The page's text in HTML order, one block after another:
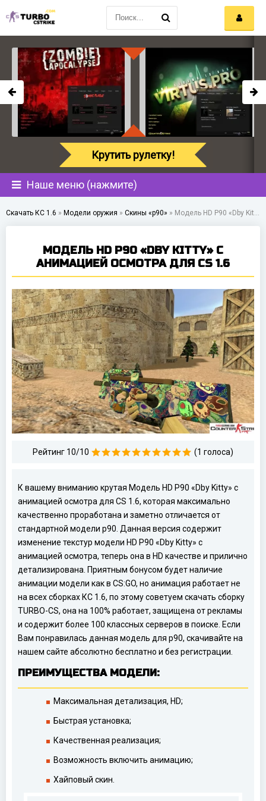
Наше меню (нажмите)
Скачать КС 1.6 » Модели оружия » Скины «p90» » Модель HD P90 «Dby Kitty» с анимацией осмотра для CS 1.6
МОДЕЛЬ HD P90 «DBY KITTY» С
АНИМАЦИЕЙ ОСМОТРА ДЛЯ CS 1.6
Рейтинг 10/10 (1 голоса)
К вашему вниманию крутая Модель HD P90 «Dby Kitty» с
анимацией осмотра для CS 1.6, которая максимально
качественно проработана и заметно отличается от
стандартной модели p90. Данная версия содержит
изменение текстур модели HD P90 «Dby Kitty» с
анимацией осмотра, теперь она в HD качестве и прилично
детализирована. Приятным бонусом будет наличие
анимации модели как в CS:GO, но анимация работает не
на всех сборках КС 1.6, по этому советуем скачать сборку
TURBO-CS, она на 100% работает, защищена от рекламы
и содержит более 100 классных серверов в поиске. Если
Вам понравилась данная модель для p90, скачивайте на
нашем сайте абсолютно бесплатно и без регистрации.
ПРЕИМУЩЕСТВА МОДЕЛИ:
Максимальная детализация, HD;
Быстрая установка;
Качественная реализация;
Возможность включить анимацию;
Хайповый скин.
Крутить рулетку!